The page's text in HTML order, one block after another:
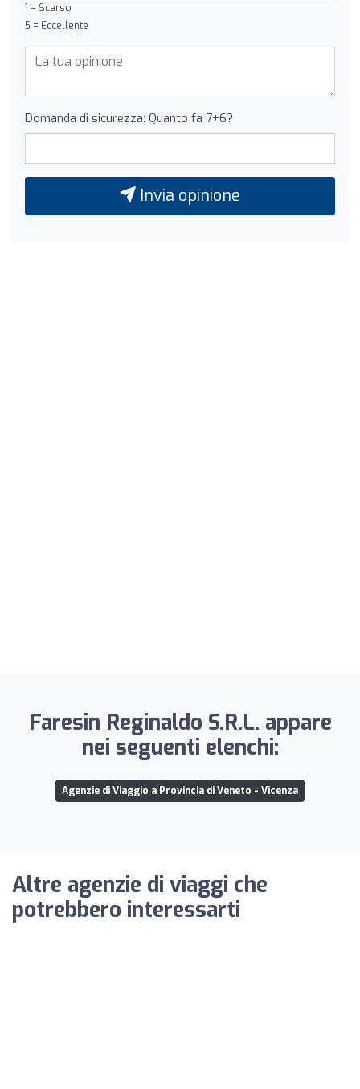
1 = Scarso
5 = Eccellente
Domanda di sicurezza: Quanto fa 7+6?
Invia opinione
Faresin Reginaldo S.R.L. appare
nei seguenti elenchi:
Agenzie di Viaggio a Provincia di Veneto - Vicenza
Altre agenzie di viaggi che
potrebbero interessarti